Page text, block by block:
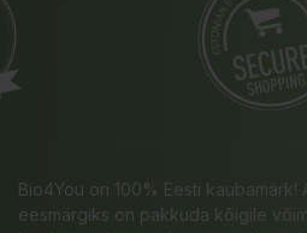
Bio4You on 100% Eesti kaubamärk!
eesmärgiks on pakkuda kõigile